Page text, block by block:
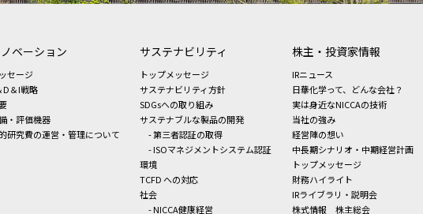
ベーション
セージ
D＆I戦略
・評価機器
研究費の運営・管理について
サステナビリティ
トップメッセージ
サステナビリティ方針
SDGsへの取り組み
サステナブルな製品の開発
- 第三者認証の取得
- ISOマネジメントシステム認証
環境
TCFD への対応
社会
- NICCA健康経営
株主・投資家情報
IRニュース
日華化学って、どんな会社？
実は身近なNICCAの技術
当社の強み
経営陣の想い
中長期シナリオ・中期経営計画
トップメッセージ
財務ハイライト
IRライブラリ・説明会
株式情報
株主総会